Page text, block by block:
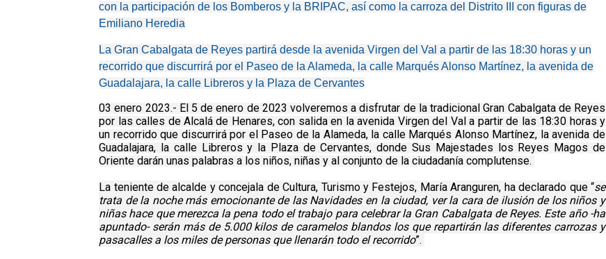
con la participación de los Bomberos y la BRIPAC, así como la carroza del Distrito III con figuras de
Emiliano Heredia
La Gran Cabalgata de Reyes partirá desde la avenida Virgen del Val a partir de las 18:30 horas y un
recorrido que discurrirá por el Paseo de la Alameda, la calle Marqués Alonso Martínez, la avenida de
Guadalajara, la calle Libreros y la Plaza de Cervantes
03 enero 2023.- El 5 de enero de 2023 volveremos a disfrutar de la tradicional Gran Cabalgata de Reyes
por las calles de Alcalá de Henares, con salida en la avenida Virgen del Val a partir de las 18:30 horas y
un recorrido que discurrirá por el Paseo de la Alameda, la calle Marqués Alonso Martínez, la avenida de
Guadalajara, la calle Libreros y la Plaza de Cervantes, donde Sus Majestades los Reyes Magos de
Oriente darán unas palabras a los niños, niñas y al conjunto de la ciudadanía complutense.
La teniente de alcalde y concejala de Cultura, Turismo y Festejos, María Aranguren, ha declarado que “se
trata de la noche más emocionante de las Navidades en la ciudad, ver la cara de ilusión de los niños y
niñas hace que merezca la pena todo el trabajo para celebrar la Gran Cabalgata de Reyes. Este año -ha
apuntado- serán más de 5.000 kilos de caramelos blandos los que repartirán las diferentes carrozas y
pasacalles a los miles de personas que llenarán todo el recorrido”.